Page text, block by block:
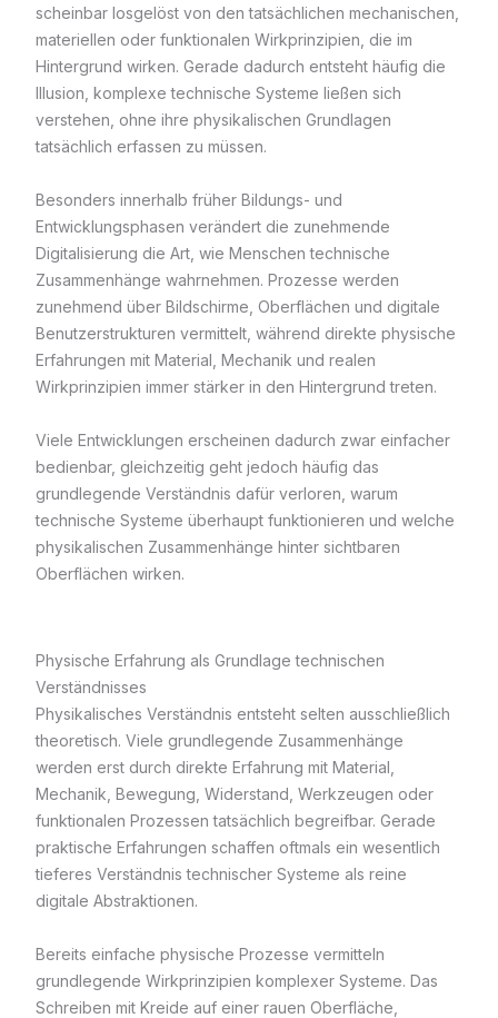
scheinbar losgelöst von den tatsächlichen mechanischen,
materiellen oder funktionalen Wirkprinzipien, die im
Hintergrund wirken. Gerade dadurch entsteht häufig die
Illusion, komplexe technische Systeme ließen sich
verstehen, ohne ihre physikalischen Grundlagen
tatsächlich erfassen zu müssen.
Besonders innerhalb früher Bildungs- und
Entwicklungsphasen verändert die zunehmende
Digitalisierung die Art, wie Menschen technische
Zusammenhänge wahrnehmen. Prozesse werden
zunehmend über Bildschirme, Oberflächen und digitale
Benutzerstrukturen vermittelt, während direkte physische
Erfahrungen mit Material, Mechanik und realen
Wirkprinzipien immer stärker in den Hintergrund treten.
Viele Entwicklungen erscheinen dadurch zwar einfacher
bedienbar, gleichzeitig geht jedoch häufig das
grundlegende Verständnis dafür verloren, warum
technische Systeme überhaupt funktionieren und welche
physikalischen Zusammenhänge hinter sichtbaren
Oberflächen wirken.
Physische Erfahrung als Grundlage technischen
Verständnisses
Physikalisches Verständnis entsteht selten ausschließlich
theoretisch. Viele grundlegende Zusammenhänge
werden erst durch direkte Erfahrung mit Material,
Mechanik, Bewegung, Widerstand, Werkzeugen oder
funktionalen Prozessen tatsächlich begreifbar. Gerade
praktische Erfahrungen schaffen oftmals ein wesentlich
tieferes Verständnis technischer Systeme als reine
digitale Abstraktionen.
Bereits einfache physische Prozesse vermitteln
grundlegende Wirkprinzipien komplexer Systeme. Das
Schreiben mit Kreide auf einer rauen Oberfläche,